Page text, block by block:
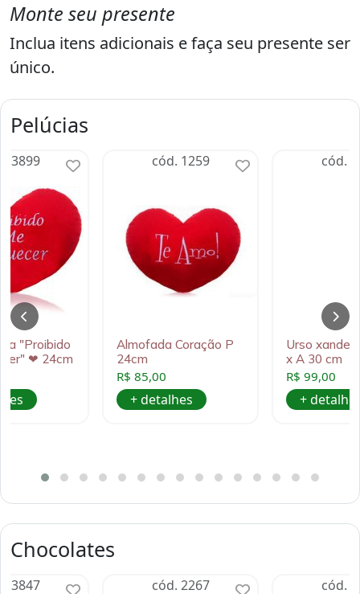
Monte seu presente
Inclua itens adicionais e faça seu presente ser
único.
Pelúcias
3899
"Proibido
❤ 24cm
cód. 1259
Almofada Coração P
24cm
R$ 85,00
+ detalhes
cód.
Urso xande
x A 30 cm
R$ 99,00
+
Chocolates
3847 cód. 2267 cód.